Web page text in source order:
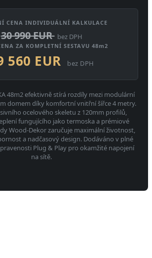
CENA INDIVIDUÁLNÍ KALKULACE
30 990 EUR bez DPH
ZA KOMPLETNÍ SESTAVU 48m2
560 EUR bez DPH
48m2 efektivně stírá rozdíly mezi modulární
domem díky komfortní vnitřní šířce 4 metry.
ocelového skeletu z 120mm profilů,
fungujícího jako termoska a prémiové
Wood-Dekor zaručuje maximální životnost,
a nadčasový design. Dodáváno v plné
Plug & Play pro okamžité napojení
na sítě.